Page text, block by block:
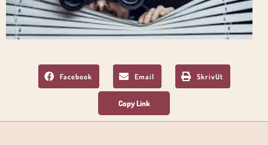
Facebook Email SkrivUt